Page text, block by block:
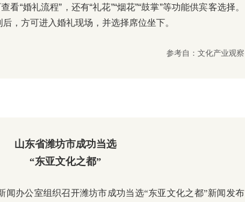
看“婚礼流程”，还有“礼花”“烟花”“鼓掌”等功能供宾客选择。
，方可进入婚礼现场，并选择席位坐下。
参考自：文化产业观察
山东省潍坊市成功当选
“东亚文化之都”
闻办公室组织召开潍坊市成功当选“东亚文化之都”新闻发布